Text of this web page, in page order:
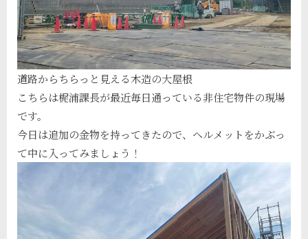
道路からちらっと見える木造の大屋根
こちらは梶浦課長が最近毎日通っている非住宅物件の現場
です。
今日は追加の金物を持ってきたので、ヘルメットをかぶっ
て中に入ってみましょう！